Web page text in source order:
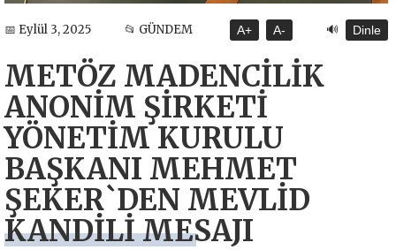
📅 Eylül 3, 2025 📂 GÜNDEM A+ A- 🔊 Dinle
METÖZ MADENCİLİK
ANONİM ŞİRKETİ
YÖNETİM KURULU
BAŞKANI MEHMET
ŞEKER`DEN MEVLİD
KANDİLİ MESAJI